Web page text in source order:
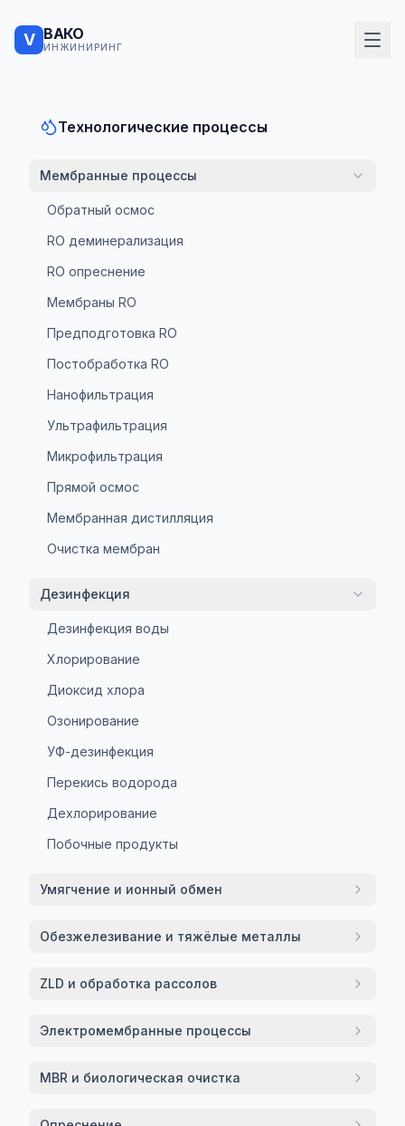
V ВАКО
ИНЖИНИРИНГ
Технологические процессы
Мембранные процессы
Обратный осмос
RO деминерализация
RO опреснение
Мембраны RO
Предподготовка RO
Постобработка RO
Нанофильтрация
Ультрафильтрация
Микрофильтрация
Прямой осмос
Мембранная дистилляция
Очистка мембран
Дезинфекция
Дезинфекция воды
Хлорирование
Диоксид хлора
Озонирование
УФ-дезинфекция
Перекись водорода
Дехлорирование
Побочные продукты
Умягчение и ионный обмен
Обезжелезивание и тяжёлые металлы
ZLD и обработка рассолов
Электромембранные процессы
MBR и биологическая очистка